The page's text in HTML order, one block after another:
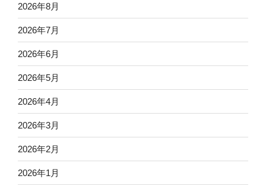
2026年8月
2026年7月
2026年6月
2026年5月
2026年4月
2026年3月
2026年2月
2026年1月